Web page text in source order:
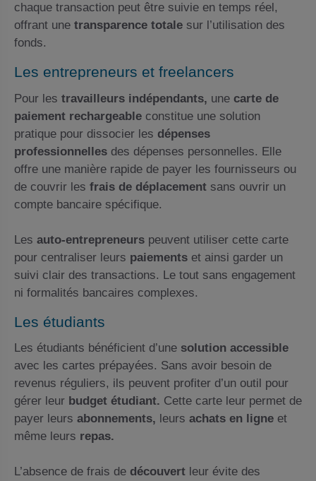
chaque transaction peut être suivie en temps réel,
offrant une transparence totalesur l’utilisation des
fonds.
Les entrepreneurs et freelancers
Pour les travailleurs indépendants, une carte de
paiement rechargeableconstitue une solution
pratique pour dissocier les dépenses
professionnellesdes dépenses personnelles. Elle
offre une manière rapide de payer les fournisseurs ou
de couvrir les frais de déplacementsans ouvrir un
compte bancaire spécifique.
Les auto-entrepreneurspeuvent utiliser cette carte
pour centraliser leurs paiementset ainsi garder un
suivi clair des transactions. Le tout sans engagement
ni formalités bancaires complexes.
Les étudiants
Les étudiants bénéficient d’une solution accessible
avec les cartes prépayées. Sans avoir besoin de
revenus réguliers, ils peuvent profiter d’un outil pour
gérer leur budget étudiant. Cette carte leur permet de
payer leurs abonnements, leurs achats en ligneet
même leurs repas.
L’absence de frais de découvertleur évite des